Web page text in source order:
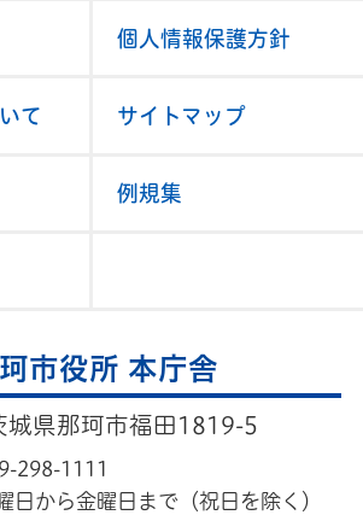
個人情報保護方針
て サイトマップ
例規集
市役所 本庁舎
県那珂市福田1819-5
298-1111
日から金曜日まで（祝日を除く）